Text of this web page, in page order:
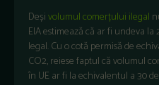
Deșivolumul comerțului ilegal
EIA estimează că ar fi undeva
legal. Cu o cotă permisă de
CO2, reiese faptul că volumul
în UE ar fi la echivalentul a 30